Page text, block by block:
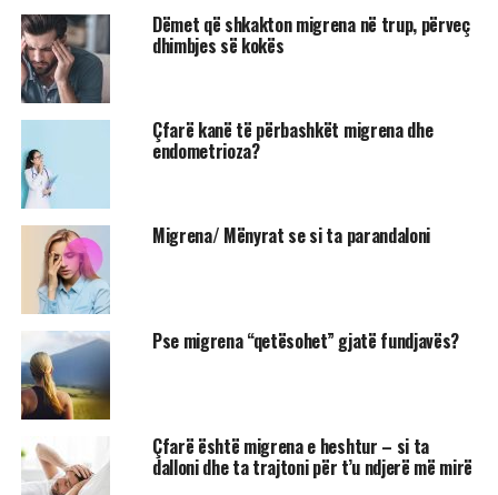
Dëmet që shkakton migrena në trup, përveç
dhimbjes së kokës
Çfarë kanë të përbashkët migrena dhe
endometrioza?
Migrena/ Mënyrat se si ta parandaloni
Pse migrena “qetësohet” gjatë fundjavës?
Çfarë është migrena e heshtur – si ta
dalloni dhe ta trajtoni për t’u ndjerë më mirë